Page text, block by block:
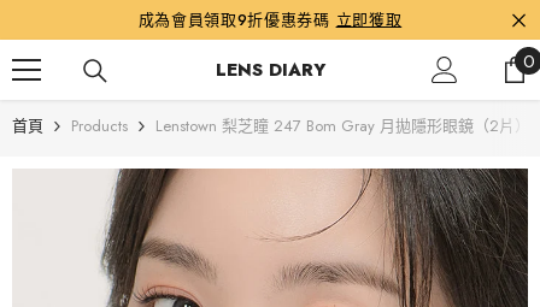
成為會員領取9折優惠券碼 立即獲取
LENS DIARY 00
首頁 Products Lenstown 梨芝瞳 247 Bom Gray 月拋隱形眼鏡（2片）